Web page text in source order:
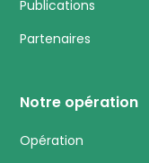
Publications
Partenaires
Notre opération
Opération